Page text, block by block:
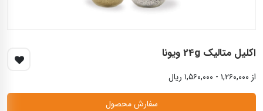
اکلیل متالیک 24g ويونا
از ۱,۲۶۰,۰۰۰ - ۱,۵۶۰,۰۰۰ ریال
سفارش محصول